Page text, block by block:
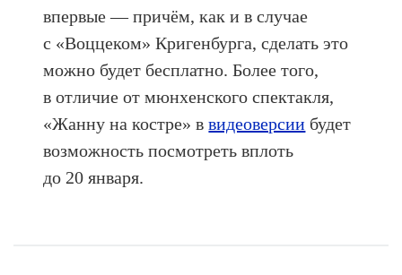
впервые — причём, как и в случае
с «Воццеком» Кригенбурга, сделать это
можно будет бесплатно. Более того,
в отличие от мюнхенского спектакля,
«Жанну на костре» ввидеоверсии будет
возможность посмотреть вплоть
до 20 января.